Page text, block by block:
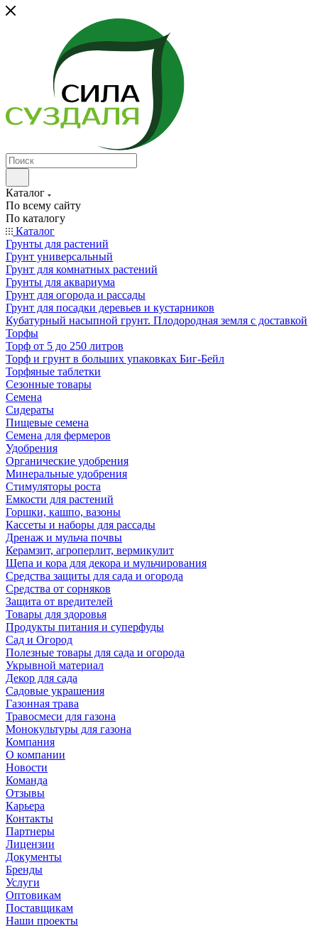
Каталог
По всему сайту
По каталогу
Каталог
Грунты для растений
Грунт универсальный
Грунт для комнатных растений
Грунты для аквариума
Грунт для огорода и рассады
Грунт для посадки деревьев и кустарников
Кубатурный насыпной грунт. Плодородная земля с доставкой
Торфы
Торф от 5 до 250 литров
Торф и грунт в больших упаковках Биг-Бейл
Торфяные таблетки
Сезонные товары
Семена
Сидераты
Пищевые семена
Семена для фермеров
Удобрения
Органические удобрения
Минеральные удобрения
Стимуляторы роста
Емкости для растений
Горшки, кашпо, вазоны
Кассеты и наборы для рассады
Дренаж и мульча почвы
Керамзит, агроперлит, вермикулит
Щепа и кора для декора и мульчирования
Средства защиты для сада и огорода
Средства от сорняков
Защита от вредителей
Товары для здоровья
Продукты питания и суперфуды
Сад и Огород
Полезные товары для сада и огорода
Укрывной материал
Декор для сада
Садовые украшения
Газонная трава
Травосмеси для газона
Монокультуры для газона
Компания
О компании
Новости
Команда
Отзывы
Карьера
Контакты
Партнеры
Лицензии
Документы
Бренды
Услуги
Оптовикам
Поставщикам
Наши проекты